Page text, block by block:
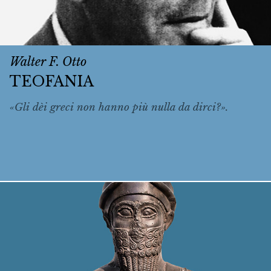
Walter F. Otto
TEOFANIA
«Gli dèi greci non hanno più nulla da dirci?».